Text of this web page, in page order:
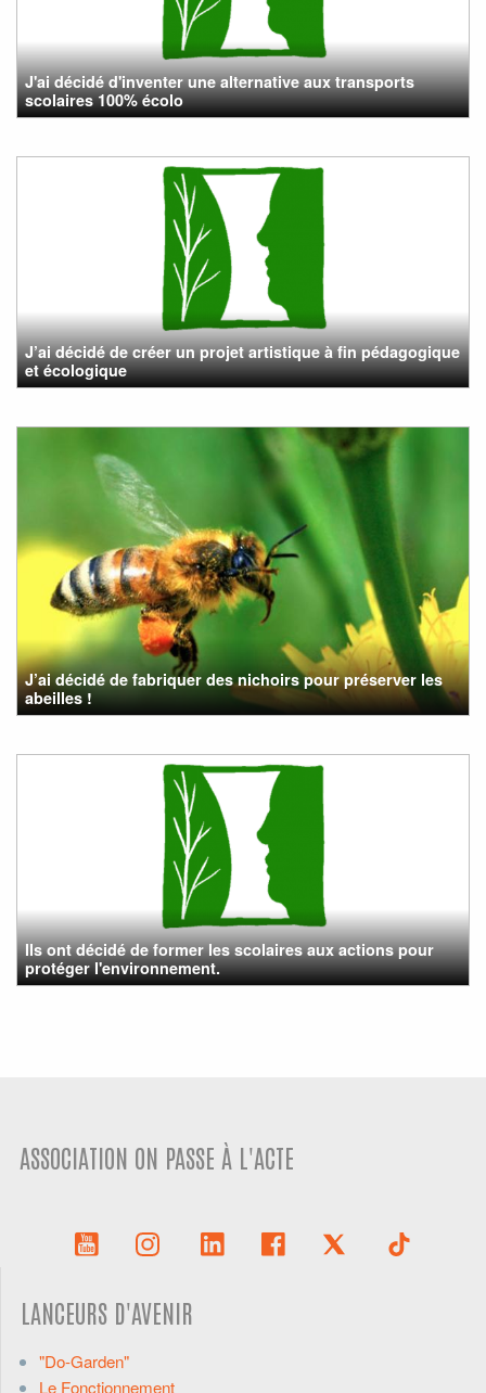
J'ai décidé d'inventer une alternative aux transports
scolaires 100% écolo
J’ai décidé de créer un projet artistique à fin pédagogique
et écologique
J’ai décidé de fabriquer des nichoirs pour préserver les
abeilles !
Ils ont décidé de former les scolaires aux actions pour
protéger l'environnement.
ASSOCIATION ON PASSE À L'ACTE
LANCEURS D'AVENIR
"Do-Garden"
Le Fonctionnement